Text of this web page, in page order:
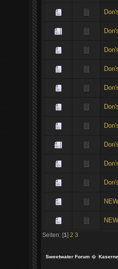
Seiten: [1]2 3
Sweetwater Forum� Kaserne